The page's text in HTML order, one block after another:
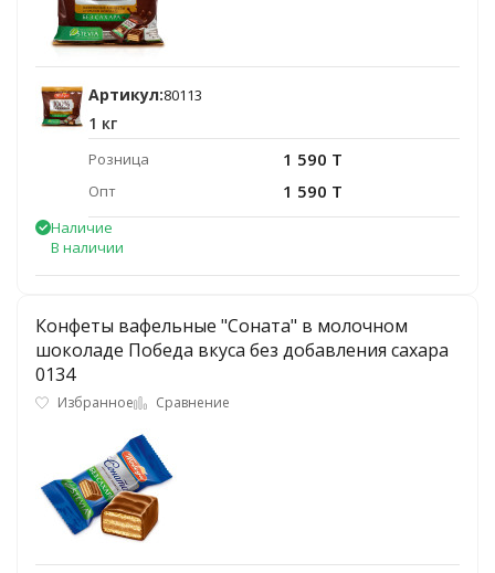
Артикул:80113
1 кг
Розница 1 590 T
Опт 1 590 T
Наличие
В наличии
Конфеты вафельные "Соната" в молочном
шоколаде Победа вкуса без добавления сахара
0134
Избранное Сравнение